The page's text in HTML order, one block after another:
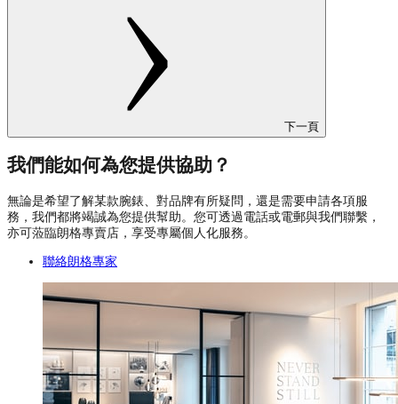
下一頁
我們能如何為您提供協助？
無論是希望了解某款腕錶、對品牌有所疑問，還是需要申請各項服
務，我們都將竭誠為您提供幫助。您可透過電話或電郵與我們聯繫，
亦可蒞臨朗格專賣店，享受專屬個人化服務。
聯絡朗格專家